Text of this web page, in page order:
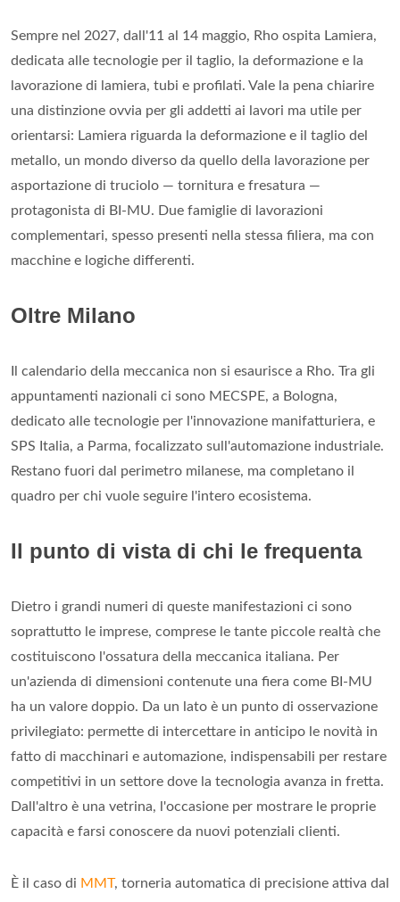
Sempre nel 2027, dall'11 al 14 maggio, Rho ospita Lamiera,
dedicata alle tecnologie per il taglio, la deformazione e la
lavorazione di lamiera, tubi e profilati. Vale la pena chiarire
una distinzione ovvia per gli addetti ai lavori ma utile per
orientarsi: Lamiera riguarda la deformazione e il taglio del
metallo, un mondo diverso da quello della lavorazione per
asportazione di truciolo — tornitura e fresatura —
protagonista di BI-MU. Due famiglie di lavorazioni
complementari, spesso presenti nella stessa filiera, ma con
macchine e logiche differenti.
Oltre Milano
Il calendario della meccanica non si esaurisce a Rho. Tra gli
appuntamenti nazionali ci sono MECSPE, a Bologna,
dedicato alle tecnologie per l'innovazione manifatturiera, e
SPS Italia, a Parma, focalizzato sull'automazione industriale.
Restano fuori dal perimetro milanese, ma completano il
quadro per chi vuole seguire l'intero ecosistema.
Il punto di vista di chi le frequenta
Dietro i grandi numeri di queste manifestazioni ci sono
soprattutto le imprese, comprese le tante piccole realtà che
costituiscono l'ossatura della meccanica italiana. Per
un'azienda di dimensioni contenute una fiera come BI-MU
ha un valore doppio. Da un lato è un punto di osservazione
privilegiato: permette di intercettare in anticipo le novità in
fatto di macchinari e automazione, indispensabili per restare
competitivi in un settore dove la tecnologia avanza in fretta.
Dall'altro è una vetrina, l'occasione per mostrare le proprie
capacità e farsi conoscere da nuovi potenziali clienti.
È il caso di MMT, torneria automatica di precisione attiva dal